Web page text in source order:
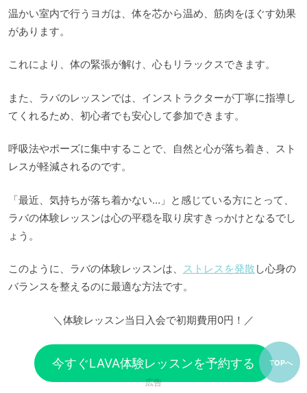
温かい室内で行うヨガは、体を芯から温め、筋肉をほぐす効果
があります。
これにより、体の緊張が解け、心もリラックスできます。
また、ラバのレッスンでは、インストラクターが丁寧に指導し
てくれるため、初心者でも安心して参加できます。
呼吸法やポーズに集中することで、自然と心が落ち着き、スト
レスが軽減されるのです。
「最近、気持ちが落ち着かない…」と感じている方にとって、
ラバの体験レッスンは心の平穏を取り戻すきっかけとなるでし
ょう。
このように、ラバの体験レッスンは、 ストレスを発散 し心身の
バランスを整えるのに最適な方法です。
＼体験レッスン当日入会で初期費用0円！／
今すぐLAVA体験レッスンを予約する TOPへ
広告